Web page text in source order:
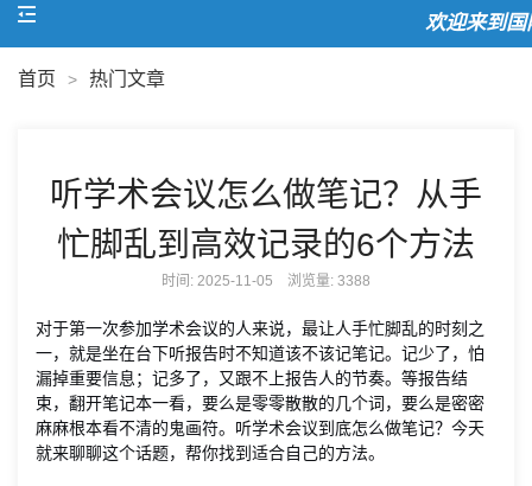
欢迎来到国际
首页 > 热门文章
听学术会议怎么做笔记？从手
忙脚乱到高效记录的6个方法
时间: 2025-11-05 浏览量: 3388
对于第一次参加学术会议的人来说，最让人手忙脚乱的时刻之
一，就是坐在台下听报告时不知道该不该记笔记。记少了，怕
漏掉重要信息；记多了，又跟不上报告人的节奏。等报告结
束，翻开笔记本一看，要么是零零散散的几个词，要么是密密
麻麻根本看不清的鬼画符。听学术会议到底怎么做笔记？今天
就来聊聊这个话题，帮你找到适合自己的方法。